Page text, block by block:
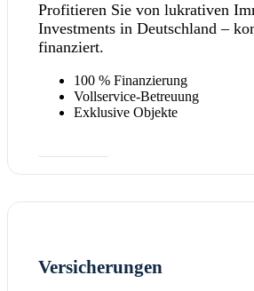
Profitieren Sie von lukrativen
Investments in Deutschland –
finanziert.
100 % Finanzierung
Vollservice-Betreuung
Exklusive Objekte
Versicherungen